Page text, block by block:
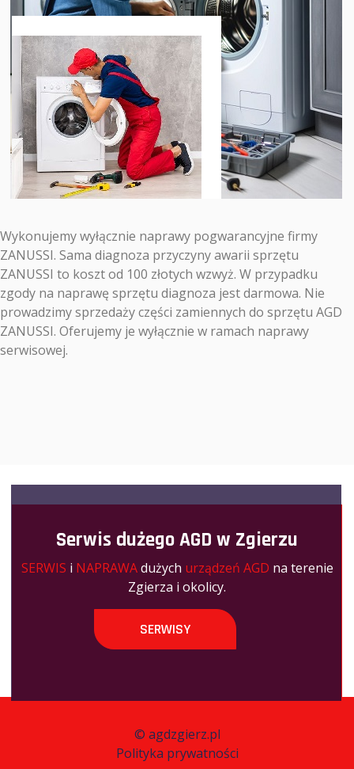
Wykonujemy wyłącznie naprawy pogwarancyjne firmy
ZANUSSI. Sama diagnoza przyczyny awarii sprzętu
ZANUSSI to koszt od 100 złotych wzwyż. W przypadku
zgody na naprawę sprzętu diagnoza jest darmowa. Nie
prowadzimy sprzedaży części zamiennych do sprzętu AGD
ZANUSSI. Oferujemy je wyłącznie w ramach naprawy
serwisowej.
Serwis dużego AGD w Zgierzu
SERWIS i NAPRAWAdużych urządzeń AGD na terenie
Zgierza i okolicy.
SERWISY
© agdzgierz.pl
Polityka prywatności